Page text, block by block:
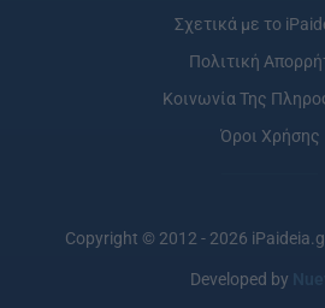
Σχετικά με το
Πολιτική
Κοινωνία Της
Όροι Χρήσης
Copyright © 2012 - 2026
Developed by